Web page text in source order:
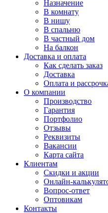
Назначение
В комнату
В нишу
В спальню
В частный дом
На балкон
Доставка и оплата
Как сделать заказ
Доставка
Оплата и
О компании
Производство
Гарантия
Портфолио
Отзывы
Реквизиты
Вакансии
Карта сайта
Клиентам
Скидки и акции
Онлайн-
Вопрос-ответ
Оптовикам
Контакты